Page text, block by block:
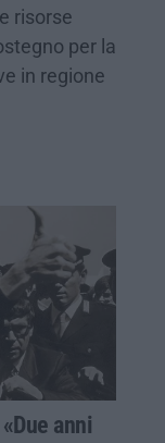
risorse
per la
in regione
anni